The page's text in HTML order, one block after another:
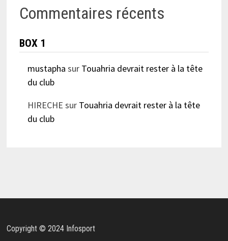
Commentaires récents
BOX 1
mustapha sur Touahria devrait rester à la tête
du club
HIRECHE sur Touahria devrait rester à la tête
du club
Copyright © 2024 Infosport